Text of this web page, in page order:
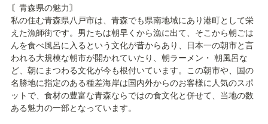
〘青森県の魅力〙
私の住む青森県八戸市は、青森でも県南地域にあり港町として栄
えた漁師街です。男たちは朝早くから漁に出て、そこから朝ごは
んを食べ風呂に入るという文化が昔からあり、日本一の朝市と言
われる大規模な朝市が開かれていたり、朝ラーメン・ 朝風呂な
ど、朝にまつわる文化が今も根付いています。この朝市や、国の
名勝地に指定のある種差海岸は国内外からのお客様に人気のスポ
ットで、食材の豊富な青森ならではの食文化と併せて、当地の数
ある魅力の一部となっています。